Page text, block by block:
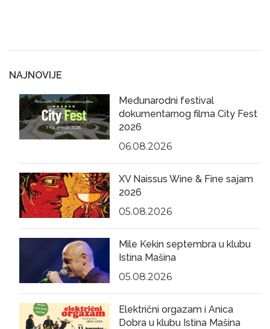
NAJNOVIJE
Međunarodni festival
dokumentarnog filma City Fest
2026
06.08.2026
XV Naissus Wine & Fine sajam
2026
05.08.2026
Mile Kekin septembra u klubu
Istina Mašina
05.08.2026
Električni orgazam i Anica
Dobra u klubu Istina Mašina